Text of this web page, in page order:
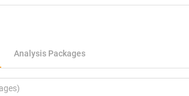
Analysis Packages